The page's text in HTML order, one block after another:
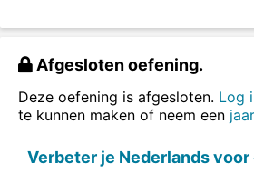
zwart - wit
komen - gaan
Sleep de tegenstellingen naar
Afgesloten oefening.
Deze oefening is afgesloten. Log
te kunnen maken of neem een
Verbeter je Nederlands voor